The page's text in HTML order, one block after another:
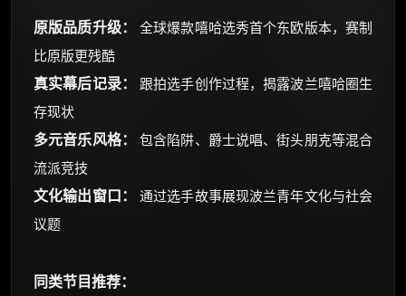
原版品质升级：
全球爆款嘻哈选秀首个东欧版本，赛制
比原版更残酷
真实幕后记录：
跟拍选手创作过程，揭露波兰嘻哈圈生
存现状
多元音乐风格：
包含陷阱、爵士说唱、街头朋克等混合
流派竞技
文化输出窗口：
通过选手故事展现波兰青年文化与社会
议题
同类节目推荐：